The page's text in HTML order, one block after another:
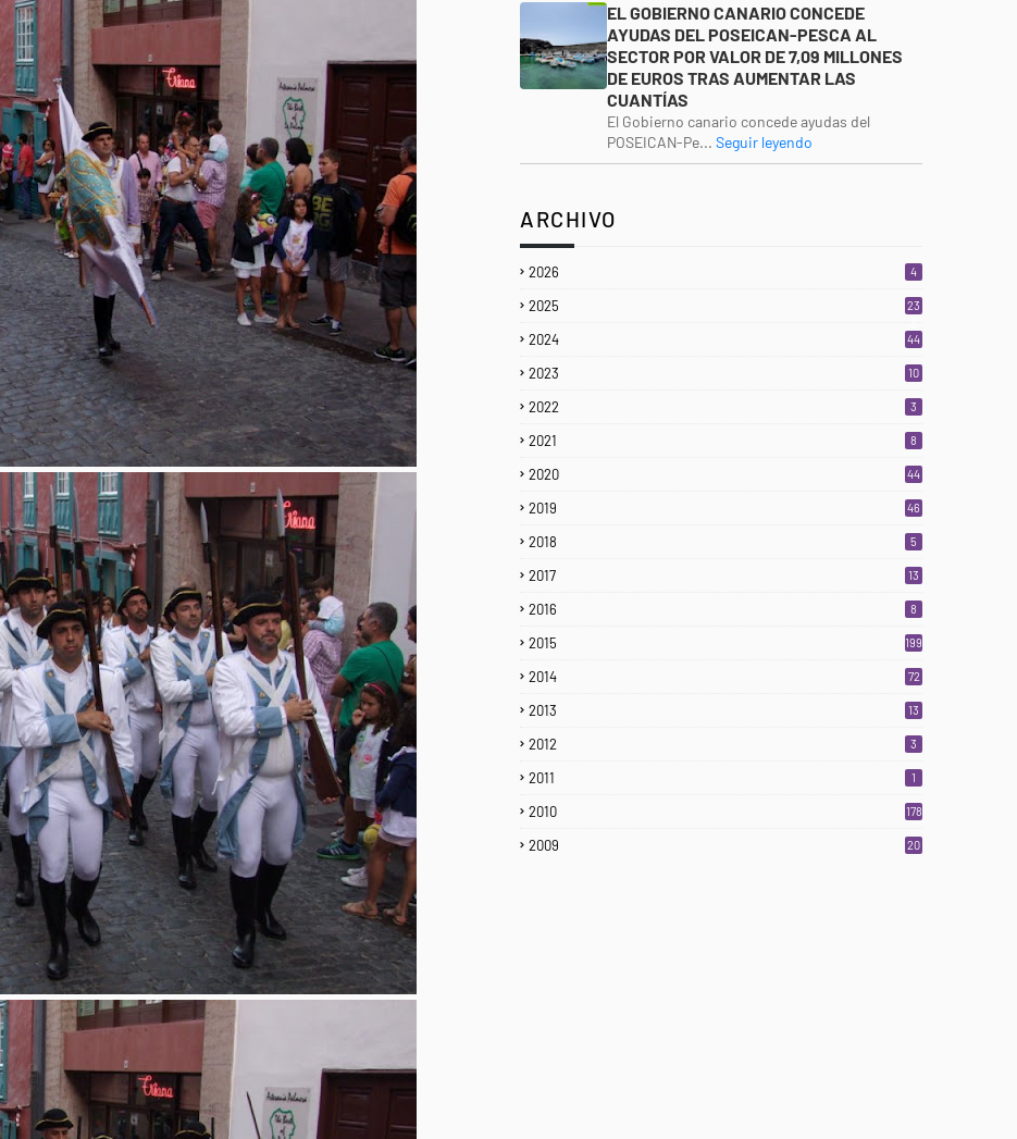
EL GOBIERNO CANARIO CONCEDE
AYUDAS DEL POSEICAN-PESCA AL
SECTOR POR VALOR DE 7,09 MILLONES
DE EUROS TRAS AUMENTAR LAS
CUANTÍAS
El Gobierno canario concede ayudas del
POSEICAN-Pe... Seguir leyendo
ARCHIVO
2026 4
2025
23
2024 44
2023 10
2022 3
2021 8
2020 44
2019 46
2018 5
2017 13
2016 8
2015 199
2014 72
2013 13
2012 3
2011 1
2010 178
2009 20